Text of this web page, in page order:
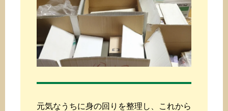
元気なうちに身の回りを整理し、これから